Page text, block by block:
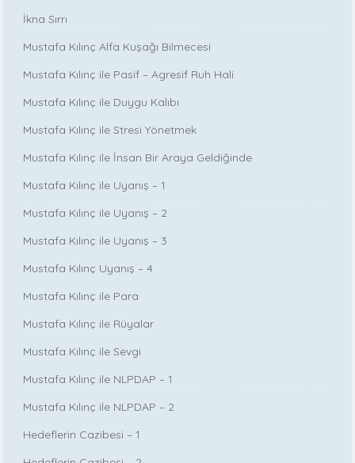
İkna Sırrı
Mustafa Kılınç Alfa Kuşağı Bilmecesi
Mustafa Kılınç ile Pasif – Agresif Ruh Hali
Mustafa Kılınç ile Duygu Kalıbı
Mustafa Kılınç ile Stresi Yönetmek
Mustafa Kılınç ile İnsan Bir Araya Geldiğinde
Mustafa Kılınç ile Uyanış – 1
Mustafa Kılınç ile Uyanış – 2
Mustafa Kılınç ile Uyanış – 3
Mustafa Kılınç Uyanış – 4
Mustafa Kılınç ile Para
Mustafa Kılınç ile Rüyalar
Mustafa Kılınç ile Sevgi
Mustafa Kılınç ile NLPDAP – 1
Mustafa Kılınç ile NLPDAP – 2
Hedeflerin Cazibesi – 1